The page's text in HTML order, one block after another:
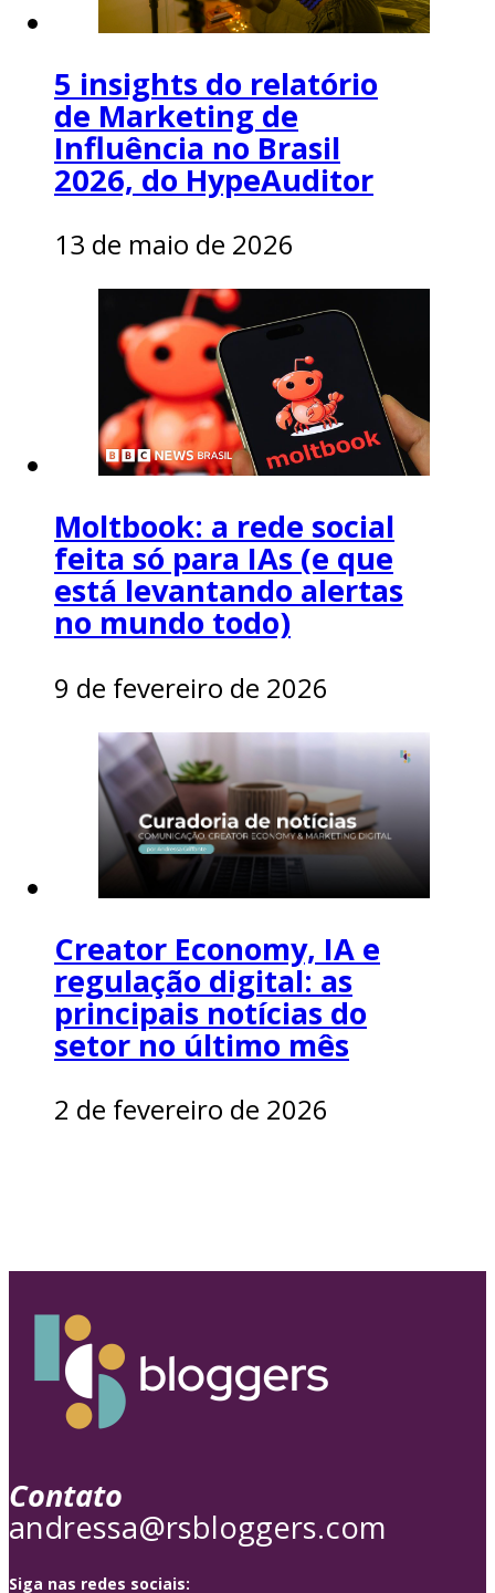
5 insights do relatório
de Marketing de
Influência no Brasil
2026, do HypeAuditor
13 de maio de 2026
Moltbook: a rede social
feita só para IAs (e que
está levantando alertas
no mundo todo)
9 de fevereiro de 2026
Creator Economy, IA e
regulação digital: as
principais notícias do
setor no último mês
2 de fevereiro de 2026
Contato
andressa@rsbloggers.com
Siga nas redes sociais: